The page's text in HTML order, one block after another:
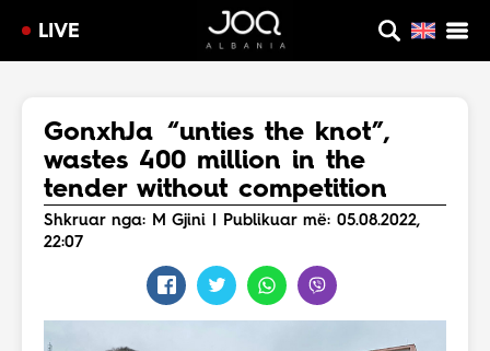
LIVE
GonxhJa “unties the knot”,
wastes 400 million in the
tender without competition
Shkruar nga: M Gjini | Publikuar më: 05.08.2022,
22:07